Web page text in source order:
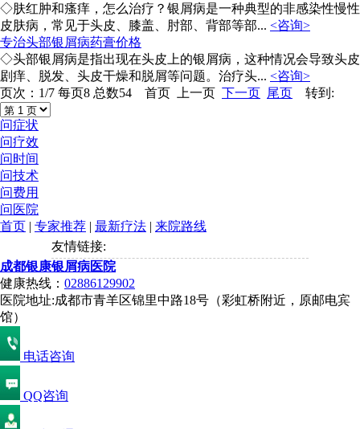
◇肤红肿和瘙痒，怎么治疗？银屑病是一种典型的非感染性慢性
皮肤病，常见于头皮、膝盖、肘部、背部等部... <咨询>
专治头部银屑病药膏价格
◇头部银屑病是指出现在头皮上的银屑病，这种情况会导致头皮
剧痒、脱发、头皮干燥和脱屑等问题。治疗头... <咨询>
页次：1/7 每页8 总数54 首页 上一页 下一页 尾页 转到:
问症状
问疗效
问时间
问技术
问费用
问医院
首页 | 专家推荐 | 最新疗法 | 来院路线
友情链接:
成都银康银屑病医院
健康热线： 02886129902
医院地址:成都市青羊区锦里中路18号（彩虹桥附近，原邮电宾
馆）
电话咨询
QQ咨询